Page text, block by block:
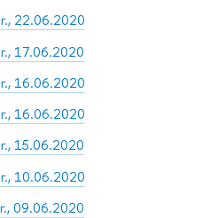
22.06.2020
17.06.2020
16.06.2020
16.06.2020
15.06.2020
10.06.2020
09.06.2020